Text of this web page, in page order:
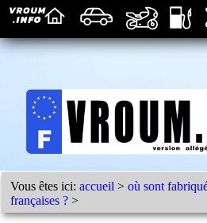
Vous êtes ici:accueil >où sont
françaises ? >